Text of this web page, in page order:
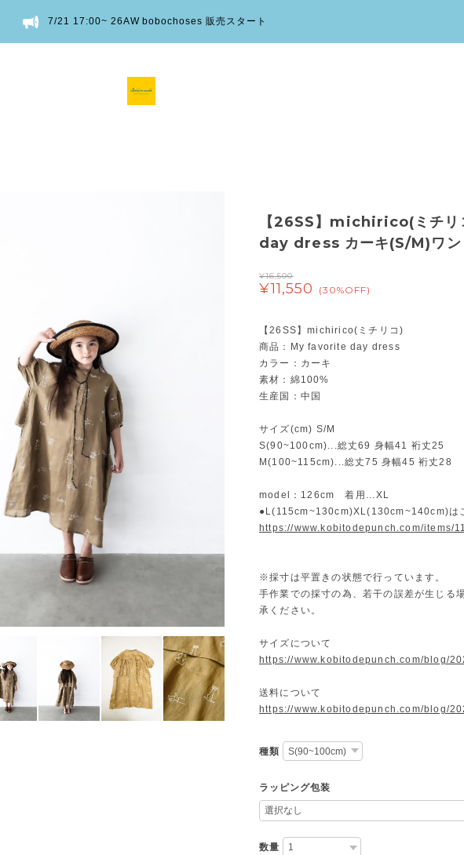
7/21 17:00~ 26AW bobochoses 販売スタート
【26SS】michirico(ミチ
day dress カーキ(S/M)ワン
¥16,500
¥11,550 (30%OFF)
【26SS】michirico(ミチリコ)
商品：My favorite day dress
カラー：カーキ
素材：綿100%
生産国：中国
サイズ(cm) S/M
S(90~100cm)...総丈69 身幅41 裄丈25
M(100~115cm)...総丈75 身幅45 裄丈28
model：126cm 着用…XL
●L(115cm~130cm)XL(130cm~140cm)は
https://www.kobitodepunch.com/items/
※採寸は平置きの状態で行っています。
手作業での採寸の為、若干の誤差が生じる
承ください。
サイズについて
https://www.kobitodepunch.com/blog/
送料について
https://www.kobitodepunch.com/blog/
種類
ラッピング包装
数量